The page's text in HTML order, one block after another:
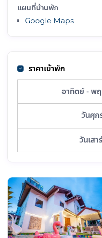
แผนที่บ้านพัก
Google Maps
ราคาเข้าพัก
อาทิตย์ - พ